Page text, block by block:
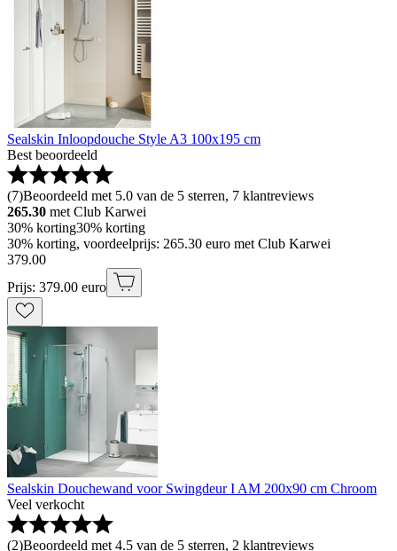
Sealskin Inloopdouche Style A3 100x195 cm
Best beoordeeld
(7)Beoordeeld met 5.0 van de 5 sterren, 7 klantreviews
265.30 met Club Karwei
30% korting30% korting
30% korting, voordeelprijs: 265.30 euro met Club Karwei
379.00
Prijs: 379.00 euro
Sealskin Douchewand voor Swingdeur I AM 200x90 cm Chroom
Veel verkocht
(2)Beoordeeld met 4.5 van de 5 sterren, 2 klantreviews